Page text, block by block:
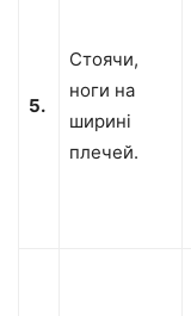
5.
Стоячи,
ноги на
ширині
плечей.